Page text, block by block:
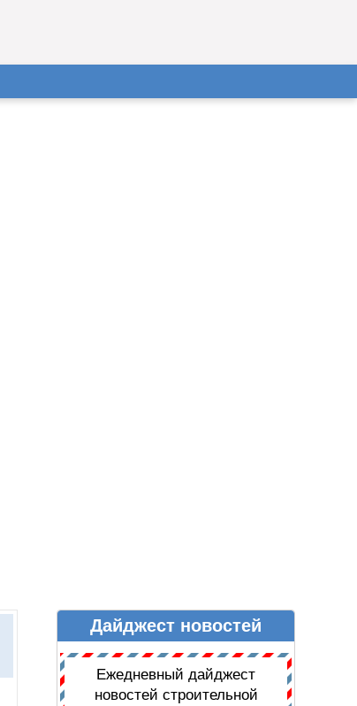
ДАЙДЖЕСТ НОВОСТЕЙДайджест новостей
Ежедневный дайджест
новостей строительной